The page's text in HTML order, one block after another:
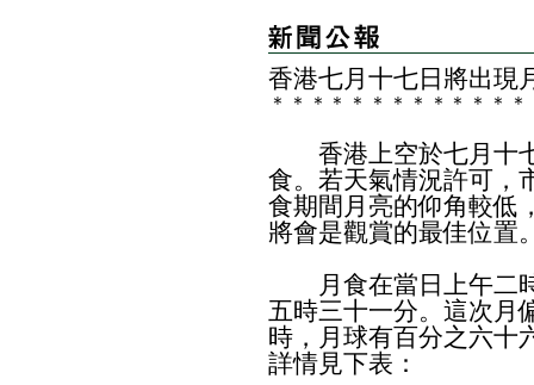
香港七月十七日將出現
＊ ＊ ＊ ＊ ＊ ＊ ＊ ＊ ＊ ＊ ＊ ＊ ＊
香港上空於七月十七
食。若天氣情況許可，
食期間月亮的仰角較低
將會是觀賞的最佳位置
月食在當日上午二時
五時三十一分。這次月
時，月球有百分之六十
詳情見下表：